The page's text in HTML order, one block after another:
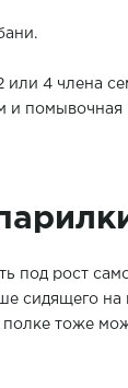
4 члена
и
под рост
сидящего
полке тоже